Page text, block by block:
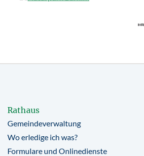
Rathaus
Gemeindeverwaltung
Wo erledige ich was?
Formulare und Onlinedienste